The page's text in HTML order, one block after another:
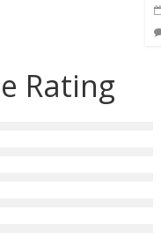
Rating